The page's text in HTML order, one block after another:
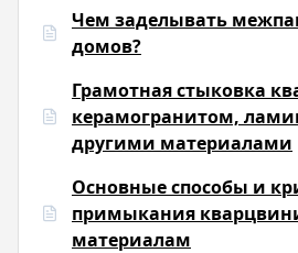
Чем заделывать
домов?
Грамотная стыковка
керамогранитом,
другими материалами
Основные способы и
примыкания
материалам